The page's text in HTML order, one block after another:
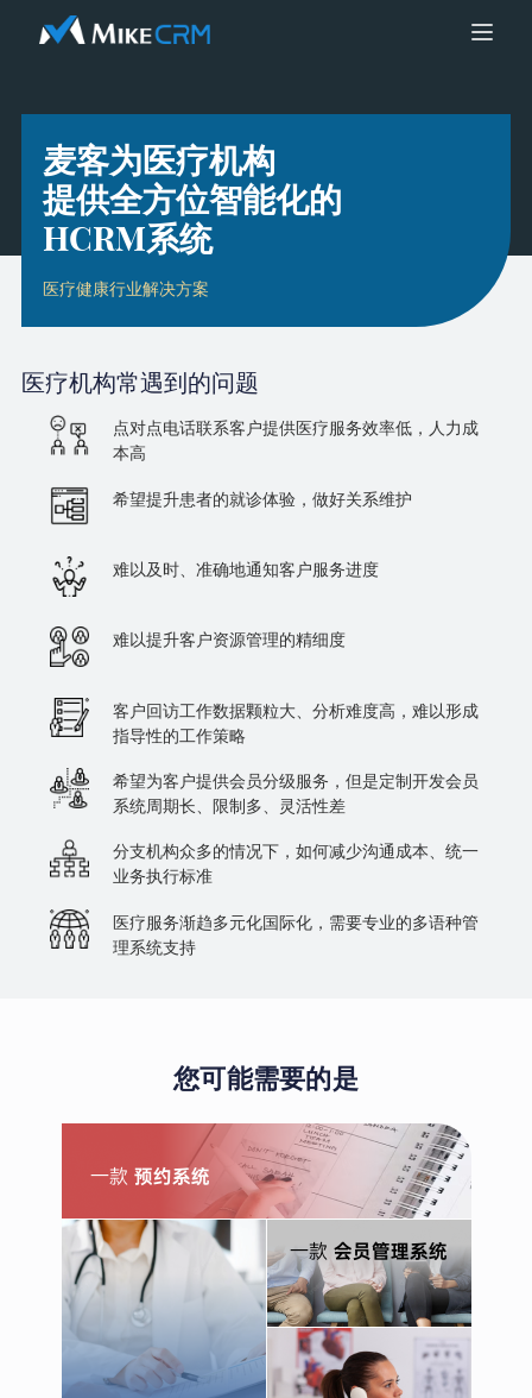
麦客为医疗机构
提供全方位智能化的
HCRM系统
医疗健康行业解决方案
医疗机构常遇到的问题
点对点电话联系客户提供医疗服务效率低，人力成
本高
希望提升患者的就诊体验，做好关系维护
难以及时、准确地通知客户服务进度
难以提升客户资源管理的精细度
客户回访工作数据颗粒大、分析难度高，难以形成
指导性的工作策略
希望为客户提供会员分级服务，但是定制开发会员
系统周期长、限制多、灵活性差
分支机构众多的情况下，如何减少沟通成本、统一
业务执行标准
医疗服务渐趋多元化国际化，需要专业的多语种管
理系统支持
您可能需要的是